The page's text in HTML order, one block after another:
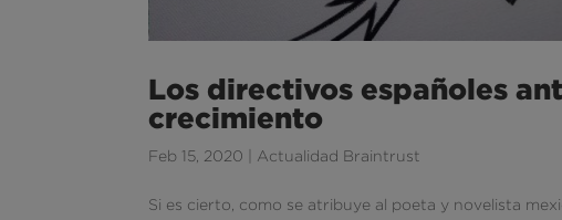
Los directivos españoles
crecimiento
Feb 15, 2020 Actualidad Braintrust
Si es cierto, como se atribuye al poeta y novelista